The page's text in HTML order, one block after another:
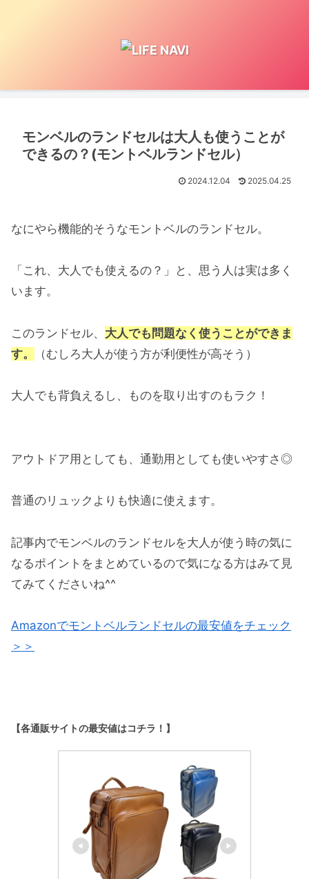
モンベルのランドセルは大人も使うことが
できるの？(モントベルランドセル）
2024.12.04 2025.04.25
なにやら機能的そうなモントベルのランドセル。
「これ、大人でも使えるの？」と、思う人は実は多く
います。
このランドセル、 大人でも問題なく使うことができま
す。
（むしろ大人が使う方が利便性が高そう）
大人でも背負えるし、ものを取り出すのもラク！
アウトドア用としても、通勤用としても使いやすさ◎
普通のリュックよりも快適に使えます。
記事内でモンベルのランドセルを大人が使う時の気に
なるポイントをまとめているので気になる方はみて見
てみてくださいね^^
Amazonでモントベルランドセルの最安値をチェック
＞＞
【各通販サイトの最安値はコチラ！】